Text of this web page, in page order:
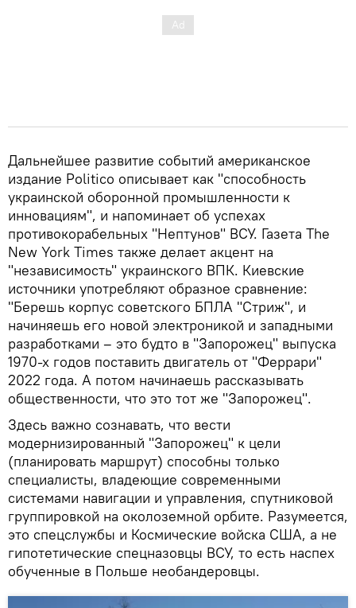
Дальнейшее развитие событий американское
издание Politico описывает как "способность
украинской оборонной промышленности к
инновациям", и напоминает об успехах
противокорабельных "Нептунов" ВСУ. Газета The
New York Times также делает акцент на
"независимость" украинского ВПК. Киевские
источники употребляют образное сравнение:
"Берешь корпус советского БПЛА "Стриж", и
начиняешь его новой электроникой и западными
разработками – это будто в "Запорожец" выпуска
1970-х годов поставить двигатель от "Феррари"
2022 года. А потом начинаешь рассказывать
общественности, что это тот же "Запорожец".
Здесь важно сознавать, что вести
модернизированный "Запорожец" к цели
(планировать маршрут) способны только
специалисты, владеющие современными
системами навигации и управления, спутниковой
группировкой на околоземной орбите. Разумеется,
это спецслужбы и Космические войска США, а не
гипотетические спецназовцы ВСУ, то есть наспех
обученные в Польше необандеровцы.